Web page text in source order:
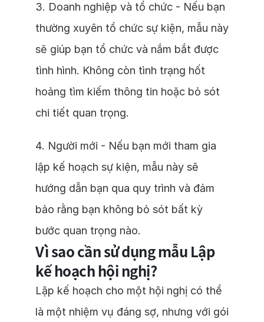
3. Doanh nghiệp và tổ chức - Nếu bạn
thường xuyên tổ chức sự kiện, mẫu này
sẽ giúp bạn tổ chức và nắm bắt được
tình hình. Không còn tình trạng hốt
hoảng tìm kiếm thông tin hoặc bỏ sót
chi tiết quan trọng.
4. Người mới - Nếu bạn mới tham gia
lập kế hoạch sự kiện, mẫu này sẽ
hướng dẫn bạn qua quy trình và đảm
bảo rằng bạn không bỏ sót bất kỳ
bước quan trọng nào.
Vì sao cần sử dụng mẫu Lập
kế hoạch hội nghị?
Lập kế hoạch cho một hội nghị có thể
là một nhiệm vụ đáng sợ, nhưng với gói